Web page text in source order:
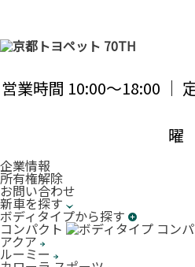
営業時間 10:00〜18:00 ｜
曜
企業情報
所有権解除
お問い合わせ
新車を探す
ボディタイプから探す
コンパクト
アクア
ルーミー